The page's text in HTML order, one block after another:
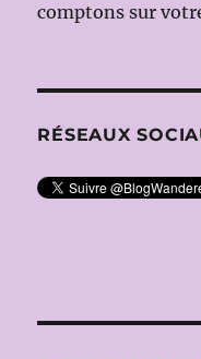
comptons sur
RÉSEAUX